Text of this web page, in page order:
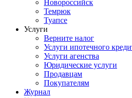
Новороссийск
Темрюк
Туапсе
Услуги
Верните налог
Услуги ипотечного
Услуги агенства
Юридические услуги
Продавцам
Покупателям
Журнал